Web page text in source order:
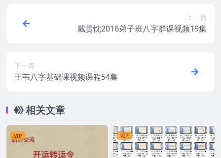
上一篇
戴贵忱2016弟子班八字群课视频19集
下一篇
王韦八字基础课视频课程54集
相关文章
VIP VIP